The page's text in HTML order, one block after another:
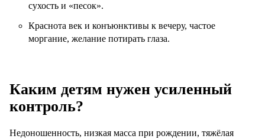
сухость и «песок».
Краснота век и конъюнктивы к вечеру, частое
моргание, желание потирать глаза.
Каким детям нужен усиленный
контроль?
Недоношенность, низкая масса при рождении, тяжёлая